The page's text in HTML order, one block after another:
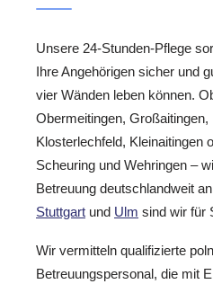
Unsere 24-Stunden-Pflege
Ihre Angehörigen sicher und
vier Wänden leben können.
Obermeitingen, Großaitingen,
Klosterlechfeld, Kleinaitingen
Scheuring und Wehringen –
Betreuung deutschlandweit
Stuttgart und Ulm sind wir für
Wir vermitteln qualifizierte
Betreuungspersonal, die mit